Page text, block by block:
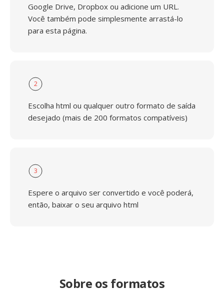
Google Drive, Dropbox ou adicione um URL.
Você também pode simplesmente arrastá-lo
para esta página.
2
Escolha html ou qualquer outro formato de saída
desejado (mais de 200 formatos compatíveis)
3
Espere o arquivo ser convertido e você poderá,
então, baixar o seu arquivo html
Sobre os formatos